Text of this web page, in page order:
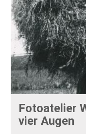
Fotoatelier
vier Augen